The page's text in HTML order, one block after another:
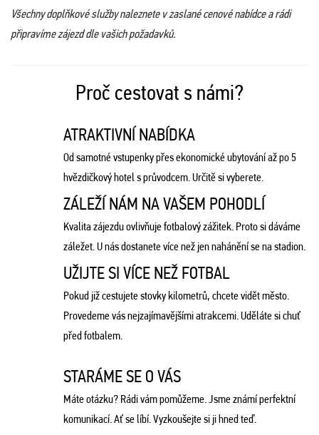
Všechny doplňkové služby naleznete v zaslané cenové nabídce a rádi
připravíme zájezd dle vašich požadavků.
Proč cestovat s námi?
ATRAKTIVNÍ NABÍDKA
Od samotné vstupenky přes ekonomické ubytování až po 5
hvězdičkový hotel s průvodcem. Určitě si vyberete.
ZÁLEŽÍ NÁM NA VAŠEM POHODLÍ
Kvalita zájezdu ovlivňuje fotbalový zážitek. Proto si dáváme
záležet. U nás dostanete více než jen nahánění se na stadion.
UŽIJTE SI VÍCE NEŽ FOTBAL
Pokud již cestujete stovky kilometrů, chcete vidět město.
Provedeme vás nejzajímavějšími atrakcemi. Uděláte si chuť
před fotbalem.
STARÁME SE O VÁS
Máte otázku? Rádi vám pomůžeme. Jsme známí perfektní
komunikací. Ať se líbí. Vyzkoušejte si ji hned teď.